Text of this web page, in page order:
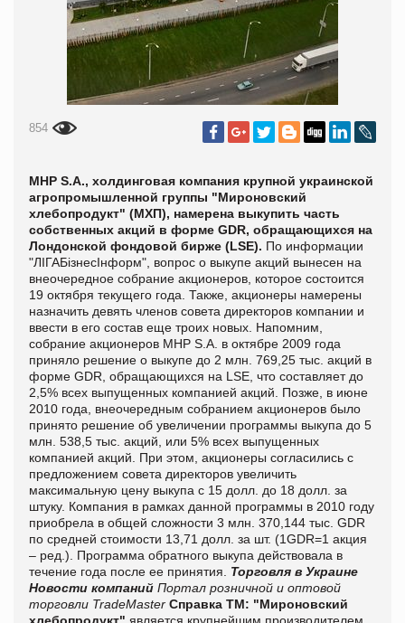
854
MHP S.A., холдинговая компания крупной украинской
агропромышленной группы "Мироновский
хлебопродукт" (МХП), намерена выкупить часть
собственных акций в форме GDR, обращающихся на
Лондонской фондовой бирже (LSE). По информации
"ЛIГАБiзнесIнформ", вопрос о выкупе акций вынесен на
внеочередное собрание акционеров, которое состоится
19 октября текущего года. Также, акционеры намерены
назначить девять членов совета директоров компании и
ввести в его состав еще троих новых. Напомним,
собрание акционеров MHP S.A. в октябре 2009 года
приняло решение о выкупе до 2 млн. 769,25 тыс. акций в
форме GDR, обращающихся на LSE, что составляет до
2,5% всех выпущенных компанией акций. Позже, в июне
2010 года, внеочередным собранием акционеров было
принято решение об увеличении программы выкупа до 5
млн. 538,5 тыс. акций, или 5% всех выпущенных
компанией акций. При этом, акционеры согласились с
предложением совета директоров увеличить
максимальную цену выкупа с 15 долл. до 18 долл. за
штуку. Компания в рамках данной программы в 2010 году
приобрела в общей сложности 3 млн. 370,144 тыс. GDR
по средней стоимости 13,71 долл. за шт. (1GDR=1 акция
– ред.). Программа обратного выкупа действовала в
течение года после ее принятия. Торговля в Украине
Новости компаний Портал розничной и оптовой
торговли TradeMaster Справка ТМ: "Мироновский
хлебопродукт" является крупнейшим производителем